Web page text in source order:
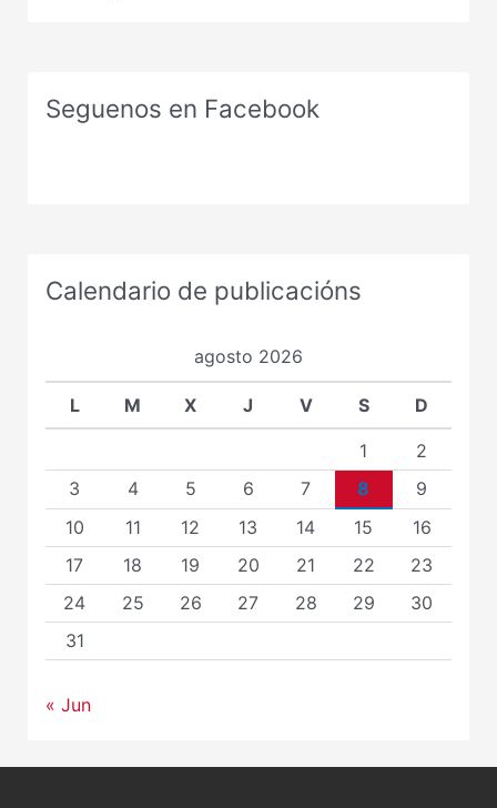
Seguenos en Facebook
Calendario de publicacións
agosto 2026
L M X J V S D
1
2
3
4 5 6 7 8
9
10
11 12 13 14 15
16
17
18 19 20 21 22
23
24
25 26 27 28 29
30
31
« Jun